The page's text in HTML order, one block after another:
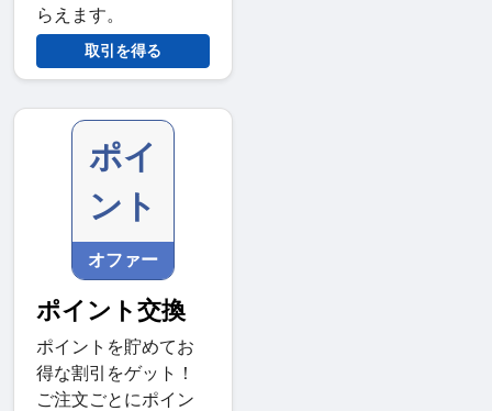
らえます。
取引を得る
ポイ
ント
オファー
ポイント交換
ポイントを貯めてお
得な割引をゲット！
ご注文ごとにポイン